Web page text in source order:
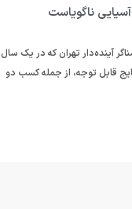
ناگویاست
آینده‌دار تهران که در یک سال
قابل توجه، از جمله کسب دو